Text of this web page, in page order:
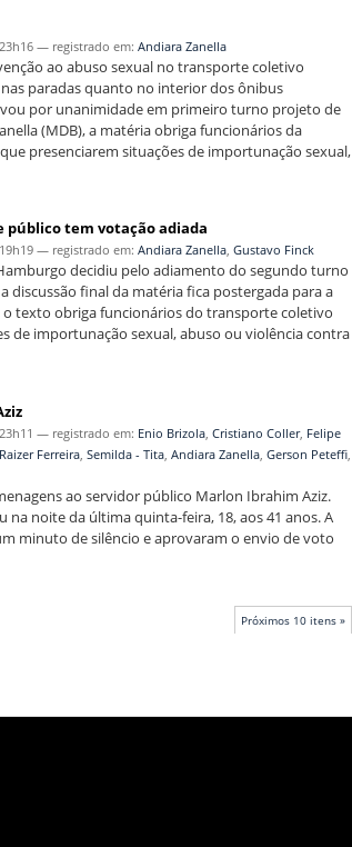
— registrado em: Andiara Zanella
ao abuso sexual no transporte coletivo
paradas quanto no interior dos ônibus
por unanimidade em primeiro turno projeto de
(MDB), a matéria obriga funcionários da
presenciarem situações de importunação sexual,
tem votação adiada
— registrado em: Andiara Zanella, Gustavo Finck
decidiu pelo adiamento do segundo turno
discussão final da matéria fica postergada para a
o texto obriga funcionários do transporte coletivo
de importunação sexual, abuso ou violência contra
— registrado em: Enio Brizola, Cristiano Coller, Felipe
Raizer Ferreira, Semilda - Tita, Andiara Zanella, Gerson Peteffi,
ao servidor público Marlon Ibrahim Aziz.
na noite da última quinta-feira, 18, aos 41 anos. A
minuto de silêncio e aprovaram o envio de voto
Próximos 10 itens »